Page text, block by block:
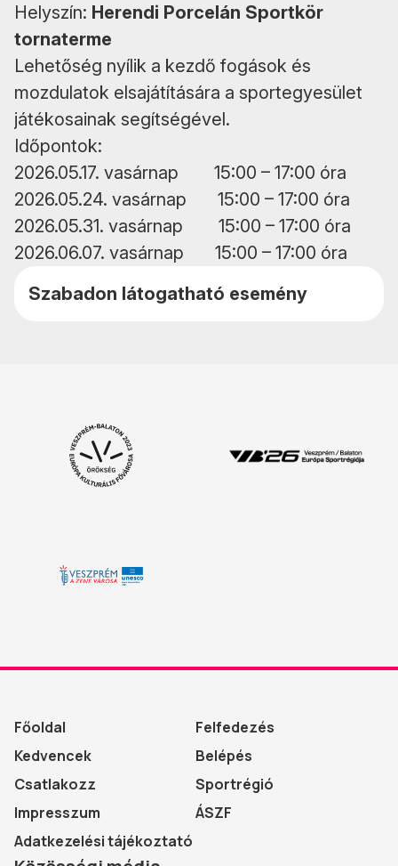
Helyszín: Herendi Porcelán Sportkör
tornaterme
Lehetőség nyílik a kezdő fogások és
mozdulatok elsajátítására a sportegyesület
játékosainak segítségével.
Időpontok:
2026.05.17. vasárnap 15:00 – 17:00 óra
2026.05.24. vasárnap 15:00 – 17:00 óra
2026.05.31. vasárnap 15:00 – 17:00 óra
2026.06.07. vasárnap 15:00 – 17:00 óra
Szabadon látogatható esemény
Főoldal
Felfedezés
Kedvencek
Belépés
Csatlakozz
Sportrégió
Impresszum
ÁSZF
Adatkezelési tájékoztató